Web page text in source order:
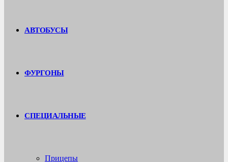
АВТОБУСЫ
ФУРГОНЫ
СПЕЦИАЛЬНЫЕ
Прицепы